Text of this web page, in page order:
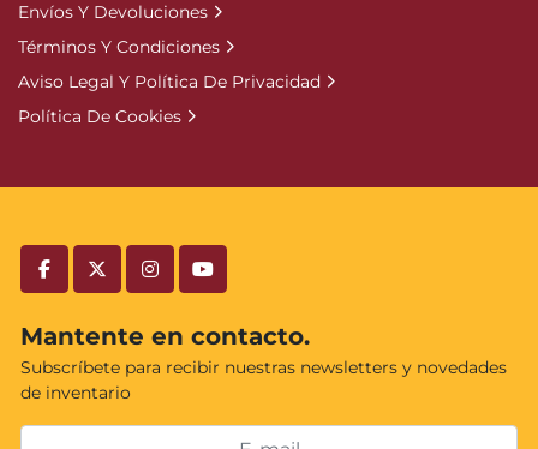
facebooktwitterinstagramyoutube
Mantente en contacto.
Subscríbete para recibir nuestras newsletters y novedades
de inventario
Envíos Y Devoluciones
Términos Y Condiciones
Aviso Legal Y Política De Privacidad
Política De Cookies